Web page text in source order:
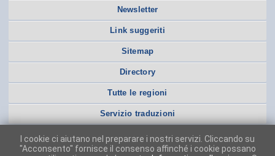
Newsletter
Link suggeriti
Sitemap
Directory
Tutte le regioni
Servizio traduzioni
I cookie ci aiutano nel preparare i nostri servizi. Cliccando su
"Acconsento" fornisce il consenso affinché i cookie possano